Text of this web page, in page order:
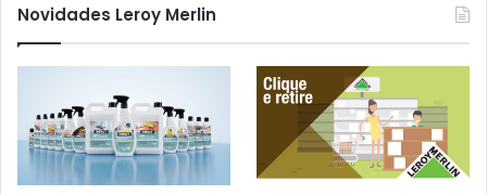
Novidades Leroy Merlin